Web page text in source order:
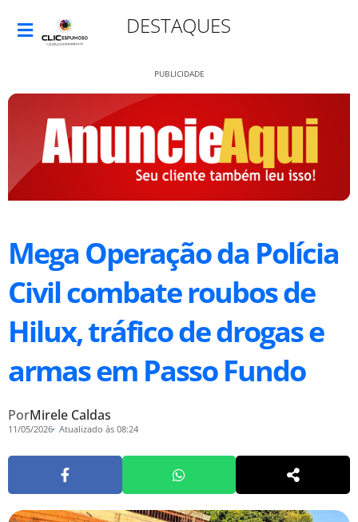
DESTAQUES
PUBLICIDADE
Mega Operação da Polícia
Civil combate roubos de
Hilux, tráfico de drogas e
armas em Passo Fundo
PorMirele Caldas
11/05/2026 Atualizado às 08:24